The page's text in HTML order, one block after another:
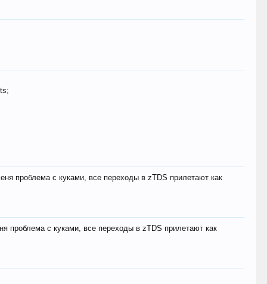
проблема с куками, все переходы в zTDS прилетают как
проблема с куками, все переходы в zTDS прилетают как